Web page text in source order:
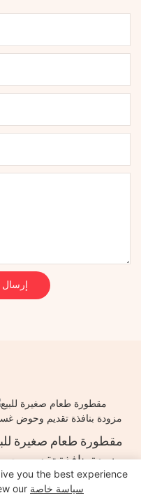
إرسال
مقطورة طعام صغيرة
مزودة بنافذة تقديم
you the best experience
our سياسة خاصة